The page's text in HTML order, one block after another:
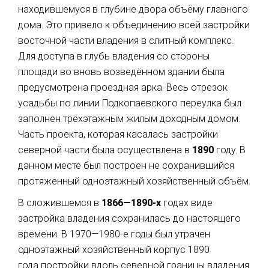
находившемуся в глубине двора объёму главного
дома. Это привело к объединению всей застройки
восточной части владения в слитный комплекс.
Для доступа в глубь владения со стороны
площади во вновь возведённом здании была
предусмотрена проездная арка. Весь отрезок
усадьбы по линии Подкопаевского переулка был
заполнен трёхэтажным жилым доходным домом.
Часть проекта, которая касалась застройки
северной части была осуществлена в 1890 году. В
данном месте был построен не сохранившийся
протяженный одноэтажный хозяйственный объём.
В сложившемся в 1866—1890-х годах виде
застройка владения сохранилась до настоящего
времени. В 1970—1980-е годы был утрачен
одноэтажный хозяйственный корпус 1890
года постройки вдоль северной границы владения.